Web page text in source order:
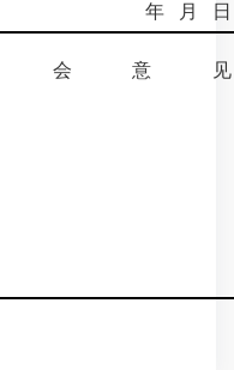
： 年 月 日
会意